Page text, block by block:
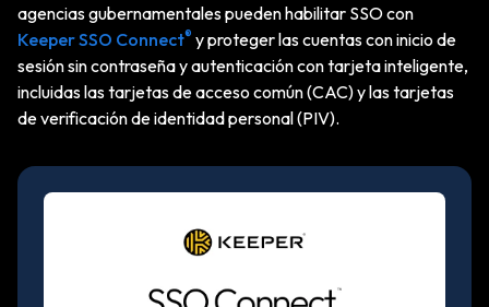
agencias gubernamentales pueden habilitar SSO con
Keeper SSO Connect® y proteger las cuentas con inicio de
sesión sin contraseña y autenticación con tarjeta inteligente,
incluidas las tarjetas de acceso común (CAC) y las tarjetas
de verificación de identidad personal (PIV).